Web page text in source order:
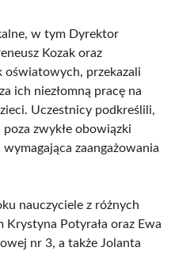
w tym Dyrektor
Kozak oraz
przekazali
ich niezłomną pracę na
Uczestnicy podkreślili,
zwykłe obowiązki
zaangażowania
nauczyciele z różnych
Potyrała oraz Ewa
nr 3, a także Jolanta